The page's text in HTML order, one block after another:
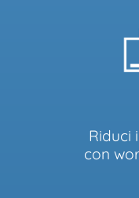
Riduci
con